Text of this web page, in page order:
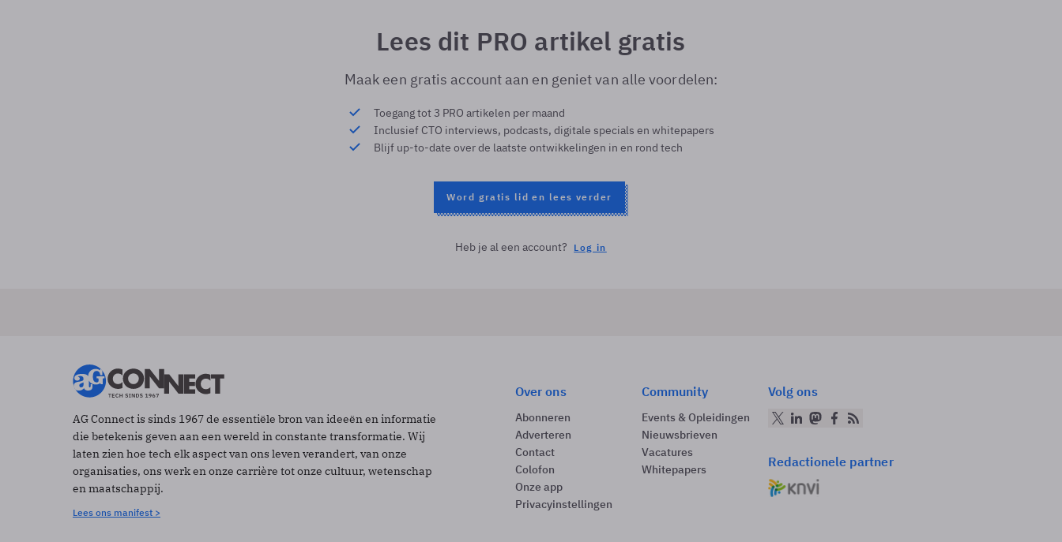
Lees dit PRO artikel gratis
Maak een gratis account aan en geniet van alle voordelen:
Toegang tot 3 PRO artikelen per maand
Inclusief CTO interviews, podcasts, digitale specials en whitepapers
Blijf up-to-date over de laatste ontwikkelingen in en rond tech
Word gratis lid en lees verder
Heb je al een account? Log in
AG Connect is sinds 1967 de essentiële bron van ideeën en informatie
die betekenis geven aan een wereld in constante transformatie. Wij
laten zien hoe tech elk aspect van ons leven verandert, van onze
organisaties, ons werk en onze carrière tot onze cultuur, wetenschap
en maatschappij.
Lees ons manifest >
Over ons
Abonneren
Adverteren
Contact
Colofon
Onze app
Privacyinstellingen
Community
Events & Opleidingen
Nieuwsbrieven
Vacatures
Whitepapers
Volg ons
Redactionele partner